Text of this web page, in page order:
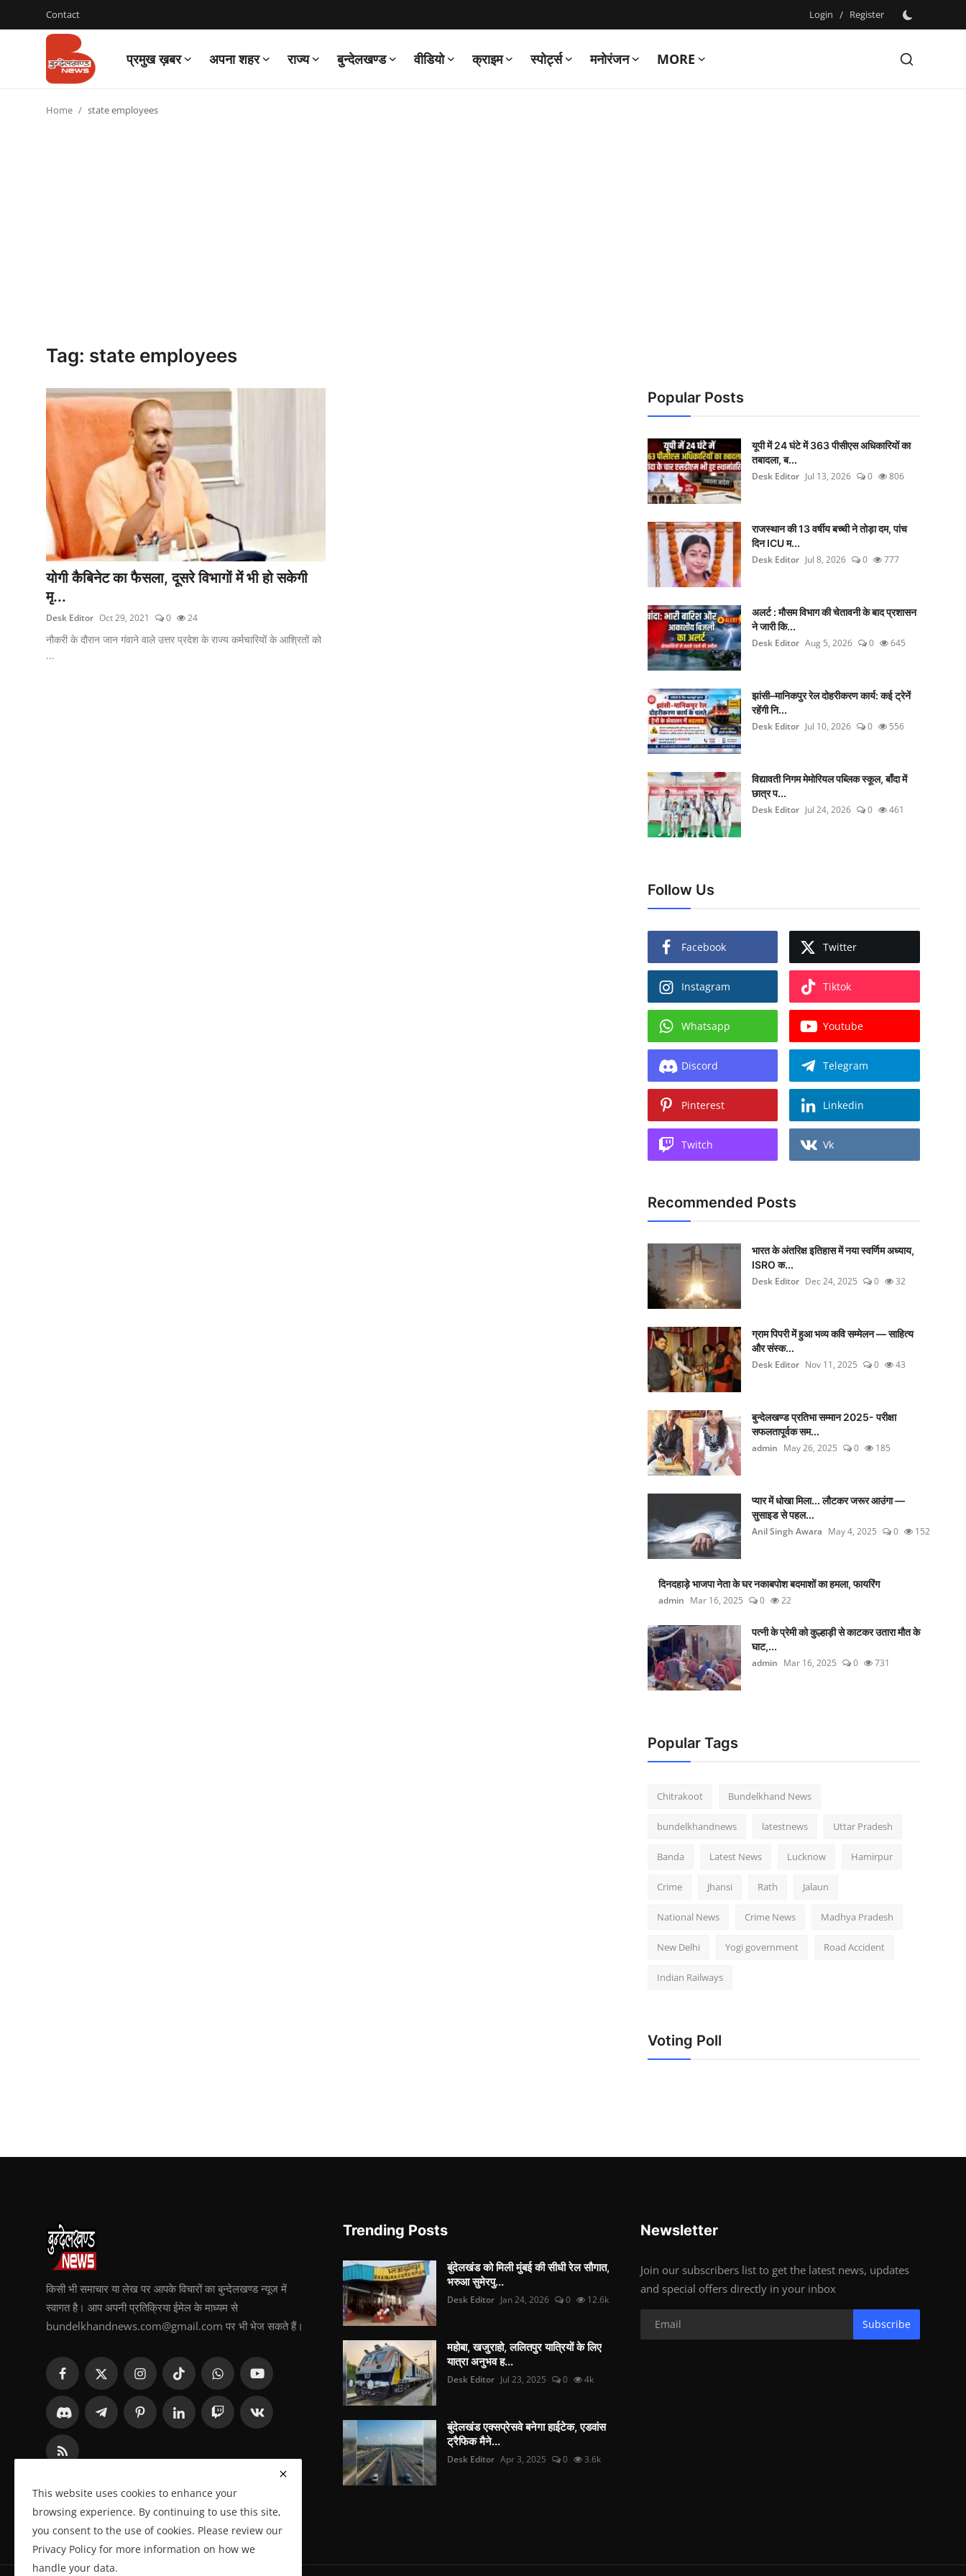
Contact Login / Register
प्रमुख ख़बर अपना शहर राज्य बुन्देलखण्ड वीडियो क्राइम स्पोर्ट्स मनोरंजन MORE
Login
Home state employees
Tag: state employees
योगी कैबिनेट का फैसला, दूसरे विभागों में भी हो सकेगी
मृ...
Desk Editor Oct 29, 2021 0 24
नौकरी के दौरान जान गंवाने वाले उत्तर प्रदेश के राज्य कर्मचारियों के आश्रितों को
...
Popular Posts
यूपी में 24 घंटे में 363 पीसीएस अधिकारियों का
तबादला, ब...
Desk Editor Jul 13, 2026 0 806
राजस्थान की 13 वर्षीय बच्ची ने तोड़ा दम, पांच
दिन ICU म...
Desk Editor Jul 8, 2026 0 777
अलर्ट : मौसम विभाग की चेतावनी के बाद प्रशासन
ने जारी कि...
Desk Editor Aug 5, 2026 0 645
झांसी–मानिकपुर रेल दोहरीकरण कार्य: कई ट्रेनें
रहेंगी नि...
Desk Editor Jul 10, 2026 0 556
विद्यावती निगम मेमोरियल पब्लिक स्कूल, बाँदा में
छात्र प...
Desk Editor Jul 24, 2026 0 461
Follow Us
Facebook Twitter
Instagram Tiktok
Whatsapp Youtube
Discord Telegram
Pinterest Linkedin
Twitch Vk
Recommended Posts
भारत के अंतरिक्ष इतिहास में नया स्वर्णिम अध्याय,
ISRO क...
Desk Editor Dec 24, 2025 0 32
ग्राम पिपरी में हुआ भव्य कवि सम्मेलन — साहित्य
और संस्क...
Desk Editor Nov 11, 2025 0 43
बुन्देलखण्ड प्रतिभा सम्मान 2025- परीक्षा
सफलतापूर्वक सम...
admin May 26, 2025 0 185
प्यार में धोखा मिला... लौटकर जरूर आउंगा —
सुसाइड से पहल...
Anil Singh Awara May 4, 2025 0 152
दिनदहाड़े भाजपा नेता के घर नकाबपोश बदमाशों का हमला, फायरिंग
admin Mar 16, 2025 0 22
पत्नी के प्रेमी को कुल्हाड़ी से काटकर उतारा मौत के
घाट,...
admin Mar 16, 2025 0 731
Popular Tags
Chitrakoot Bundelkhand News
bundelkhandnews latestnews Uttar Pradesh
Banda Latest News Lucknow Hamirpur
Crime Jhansi Rath Jalaun
National News Crime News Madhya Pradesh
New Delhi Yogi government Road Accident
Indian Railways
Voting Poll
किसी भी समाचार या लेख पर आपके विचारों का बुन्देलखण्ड न्यूज में
स्वागत है। आप अपनी प्रतिक्रिया ईमेल के माध्यम से
bundelkhandnews.com@gmail.com पर भी भेज सकते हैं।
Trending Posts
बुंदेलखंड को मिली मुंबई की सीधी रेल सौगात,
भरुआ सुमेरपु...
Desk Editor Jan 24, 2026 0 12.6k
महोबा, खजुराहो, ललितपुर यात्रियों के लिए
यात्रा अनुभव ह...
Desk Editor Jul 23, 2025 0 4k
बुंदेलखंड एक्सप्रेसवे बनेगा हाईटेक, एडवांस
ट्रैफिक मैने...
Desk Editor Apr 3, 2025 0 3.6k
Newsletter
Join our subscribers list to get the latest news, updates
and special offers directly in your inbox
Subscribe
This website uses cookies to enhance your
browsing experience. By continuing to use this site,
you consent to the use of cookies. Please review our
Privacy Policy for more information on how we
handle your data.